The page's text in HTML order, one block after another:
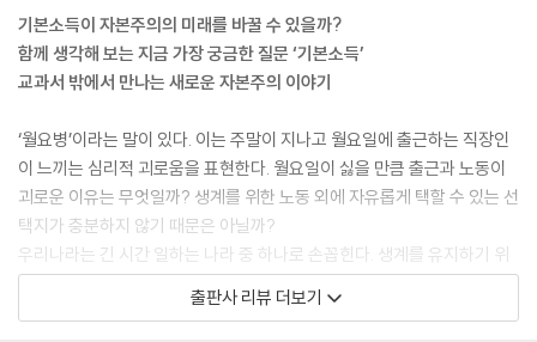
때 어떤 일이 벌어질까요? 2021년 6월, 구글은 그동안 공짜로 제공하던
포토 서비스를 유료로 전환했습니다. 이전에는 구글이 아니더라도 디지털
자료를 저장해 놓을 수 있는 개인용 클라우드 서비스를 제공하는 기업들이
구글은 과감하게 공짜로 서비스를 제공했지요. 사람들이 구글의 무료 서비
스를 선호하자 다른 업체들은 경쟁력을 잃고 서비스를 중단했습니다. 그
결과 구글은 무료 서비스를 통해 전 세계 10억 명 이상의 엄청난 이용자를
확보했습니다.
무료 혹은 낮은 가격을 미끼로 경쟁업체를 물리치고 시장에서 힘을 키운
뒤에 가격을 올리거나 유료 서비스로 전환하는 방식은 거대 기업의 대표적
인 전략입니다. 이용자들은 울며 겨자 먹기로 기업이 정해 놓은 가격을 따
를 수밖에 없지요. 그 피해는 고스란히 소비자의 몫으로 돌아가는 경우가
기본소득이 자본주의의 미래를 바꿀 수 있을까?
함께 생각해 보는 지금 가장 궁금한 질문 ‘기본소득’
교과서 밖에서 만나는 새로운 자본주의 이야기
‘월요병’이라는 말이 있다. 이는 주말이 지나고 월요일에 출근하는 직장인
이 느끼는 심리적 괴로움을 표현한다. 월요일이 싫을 만큼 출근과 노동이
괴로운 이유는 무엇일까? 생계를 위한 노동 외에 자유롭게 택할 수 있는 선
택지가 충분하지 않기 때문은 아닐까?
우리나라는 긴 시간 일하는 나라 중 하나로 손꼽힌다. 생계를 유지하기 위
해, 병을 치료하기 위해, 더 나은 삶을 살기 위해 이른 아침부터 저녁까지
부지런히 일한다. 그 속에서 자신이 하고 싶은 일이나 꿈을 포기하는 일도
출판사 리뷰 더보기